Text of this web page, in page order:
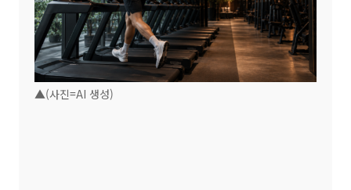
▲(사진=AI 생성)